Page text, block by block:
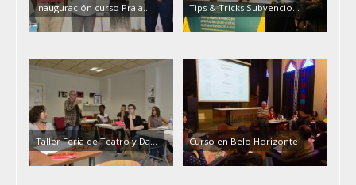
Inauguración curso Praia... Tips & Tricks Subvencio...
Taller Feria de Teatro y Da... Curso en Belo Horizonte